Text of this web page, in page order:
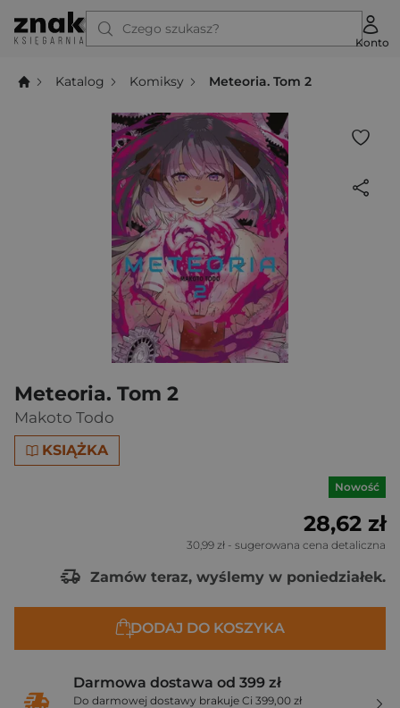
Czego szukasz?
Konto
Katalog Komiksy Meteoria. Tom 2
Meteoria. Tom 2
Makoto Todo
KSIĄŻKA
Nowość
28,62 zł
30,99 zł - sugerowana cena detaliczna
Zamów teraz, wyślemy w poniedziałek.
DODAJ DO KOSZYKA
Darmowa dostawa od 399 zł
Do darmowej dostawy brakuje Ci 399,00 zł